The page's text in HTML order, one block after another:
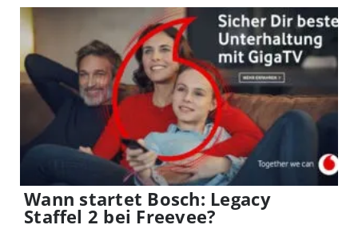
Wann startet Bosch: Legacy
Staffel 2 bei Freevee?